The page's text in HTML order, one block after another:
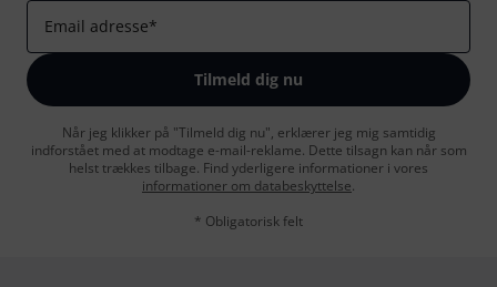
Email adresse*
Tilmeld dig nu
Når jeg klikker på "Tilmeld dig nu", erklærer jeg mig samtidig
indforstået med at modtage e-mail-reklame. Dette tilsagn kan når som
helst trækkes tilbage. Find yderligere informationer i vores
informationer om databeskyttelse.
* Obligatorisk felt